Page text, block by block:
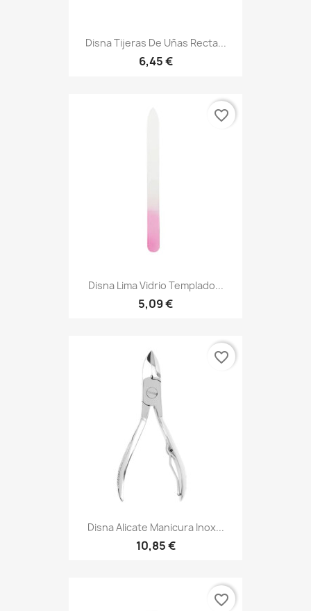
Disna Tijeras De Uñas Recta...
6,45 €
Disna Lima Vidrio Templado...
5,09 €
favorite_border
Disna Alicate Manicura Inox...
10,85 €
favorite_border
favorite_border